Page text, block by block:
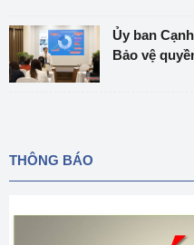
Ủy ban
Bảo vệ
THÔNG BÁO